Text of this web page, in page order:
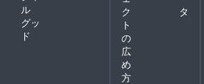
ル
グッ
ド
ク
ト
の
広
め
方
タ